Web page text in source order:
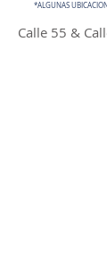
*ALGUNAS
Calle 55 &